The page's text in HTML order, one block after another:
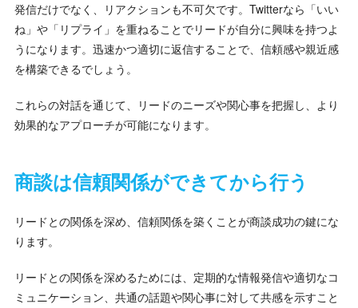
発信だけでなく、リアクションも不可欠です。Twitterなら「いい
ね」や「リプライ」を重ねることでリードが自分に興味を持つよ
うになります。迅速かつ適切に返信することで、信頼感や親近感
を構築できるでしょう。
これらの対話を通じて、リードのニーズや関心事を把握し、より
効果的なアプローチが可能になります。
商談は信頼関係ができてから行う
リードとの関係を深め、信頼関係を築くことが商談成功の鍵にな
ります。
リードとの関係を深めるためには、定期的な情報発信や適切なコ
ミュニケーション、共通の話題や関心事に対して共感を示すこと